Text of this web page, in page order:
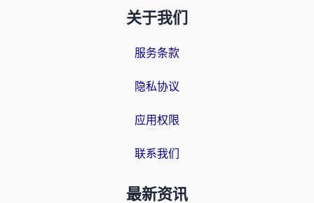
关于我们
服务条款
隐私协议
应用权限
联系我们
最新资讯